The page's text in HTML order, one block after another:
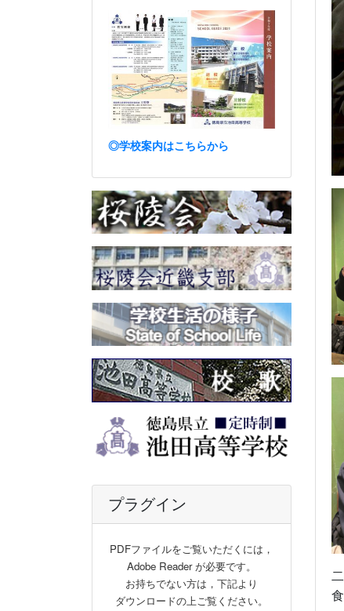
◎学校案内はこちらから
プラグイン
PDFファイルをご覧いただくには，
Adobe Reader が必要です。
お持ちでない方は，下記より
ダウンロードの上ご覧ください。